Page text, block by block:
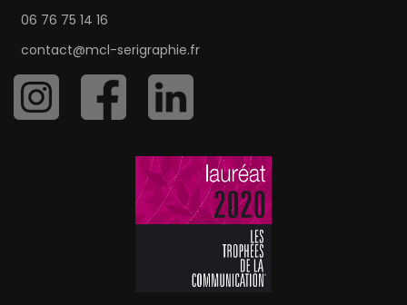
06 76 75 14 16
contact@mcl-serigraphie.fr